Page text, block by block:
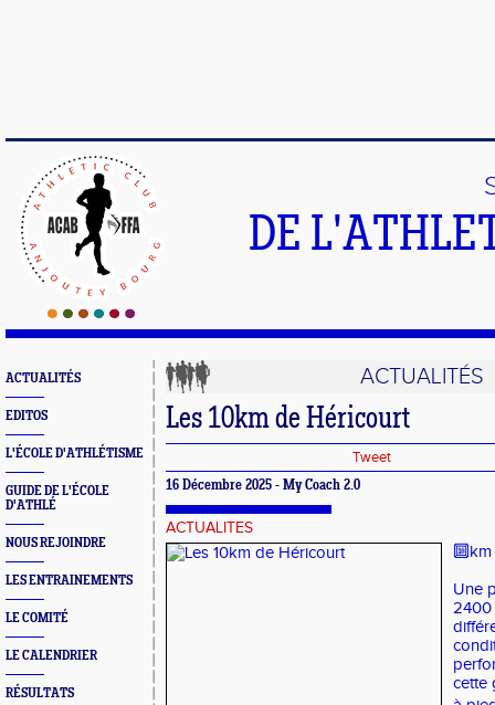
DE
ACTUALITÉS
EDITOS
L'ÉCOLE D'ATHLÉTISME
GUIDE DE L'ÉCOLE
D'ATHLÉ
NOUS REJOINDRE
LES ENTRAINEMENTS
LE COMITÉ
LE CALENDRIER
RÉSULTATS
ACTUALITÉS
Les 10km de Héricourt
Tweet
16 Décembre 2025 - My Coach 2.0
ACTUALITES
Une
2400
cette